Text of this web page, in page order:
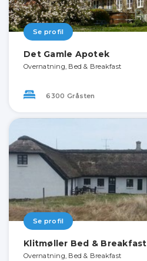
Se profil
Det Gamle Apotek
Overnatning, Bed & Breakfast
6300 Gråsten
Se profil
Klitmøller Bed & Breakfast
Overnatning, Bed & Breakfast